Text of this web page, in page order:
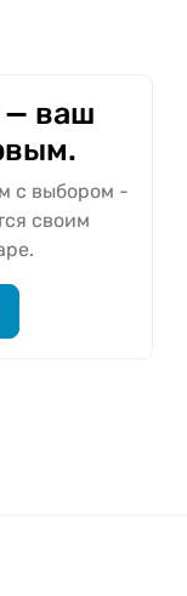
— ваш
с выбором -
своим